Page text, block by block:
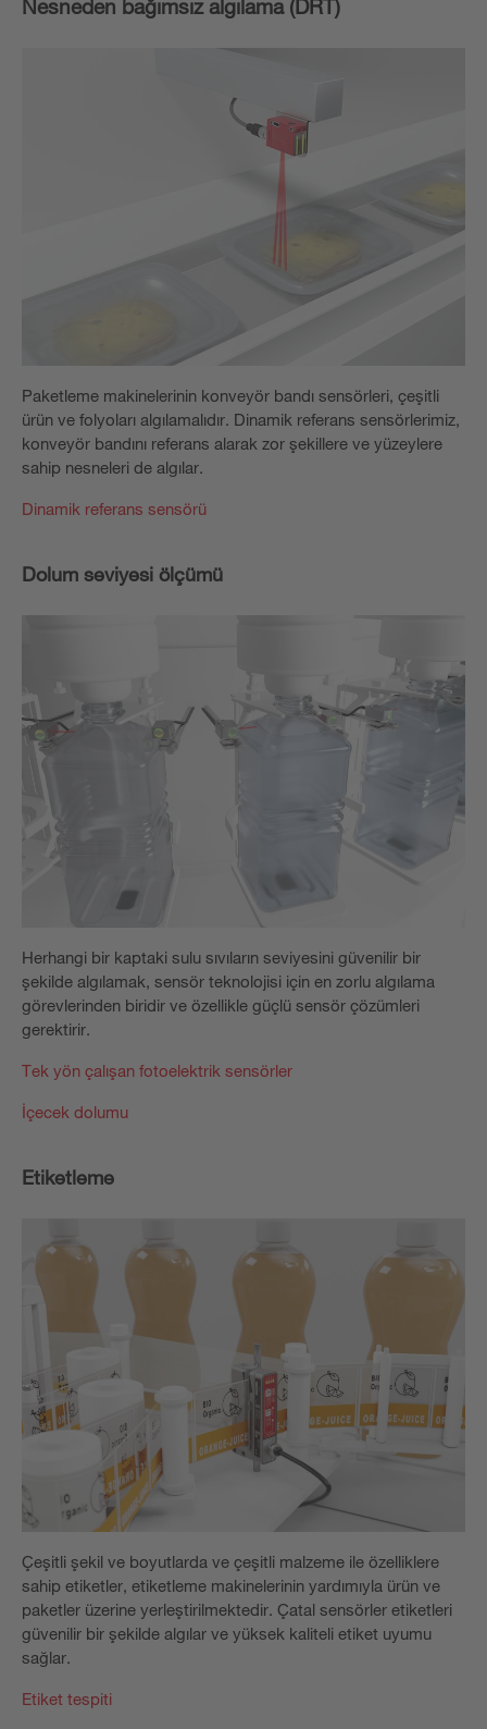
Nesneden bağımsız algılama (DRT)
Paketleme makinelerinin konveyör bandı sensörleri, çeşitli
ürün ve folyoları algılamalıdır. Dinamik referans sensörlerimiz,
konveyör bandını referans alarak zor şekillere ve yüzeylere
sahip nesneleri de algılar.
Dinamik referans sensörü
Dolum seviyesi ölçümü
Herhangi bir kaptaki sulu sıvıların seviyesini güvenilir bir
şekilde algılamak, sensör teknolojisi için en zorlu algılama
görevlerinden biridir ve özellikle güçlü sensör çözümleri
gerektirir.
Tek yön çalışan fotoelektrik sensörler
İçecek dolumu
Etiketleme
Çeşitli şekil ve boyutlarda ve çeşitli malzeme ile özelliklere
sahip etiketler, etiketleme makinelerinin yardımıyla ürün ve
paketler üzerine yerleştirilmektedir. Çatal sensörler etiketleri
güvenilir bir şekilde algılar ve yüksek kaliteli etiket uyumu
sağlar.
Etiket tespiti